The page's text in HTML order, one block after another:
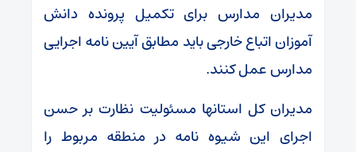
مدیران مدارس برای تکمیل پرونده دانش
آموزان اتباع خارجی باید مطابق آیین نامه اجرایی
مدارس عمل کنند.
مدیران کل استانها مسئولیت نظارت بر حسن
اجرای این شیوه نامه در منطقه مربوط را